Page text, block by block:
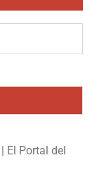
El Portal del